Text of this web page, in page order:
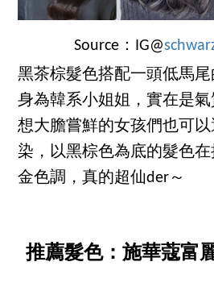
Source：IG@
黑茶棕髮色搭配一頭低馬
身為韓系小姐姐，實在是氣
想大膽嘗鮮的女孩們也可
染，以黑棕色為底的髮色
金色調，真的超仙der～
推薦髮色：施華蔻富